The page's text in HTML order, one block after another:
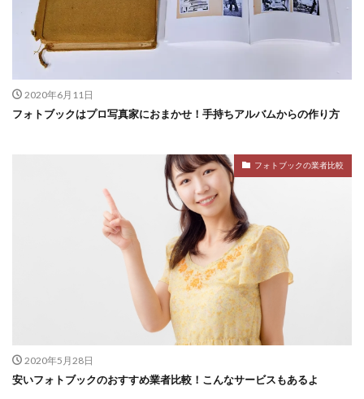
2020年6月11日
フォトブックはプロ写真家におまかせ！手持ちアルバムからの作り方
フォトブックの業者比較
2020年5月28日
安いフォトブックのおすすめ業者比較！こんなサービスもあるよ